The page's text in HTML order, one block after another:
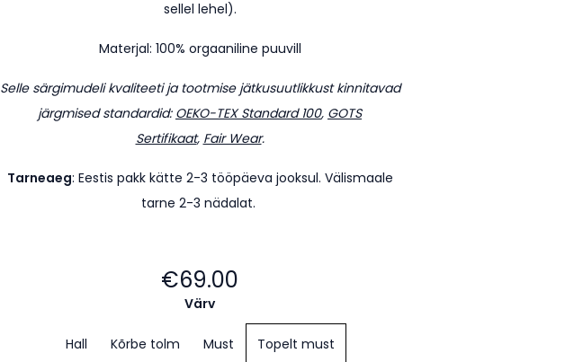
sellel lehel).
Materjal: 100% orgaaniline puuvill
Selle särgimudeli kvaliteeti ja tootmise jätkusuutlikkust kinnitavad
järgmised standardid: OEKO-TEX Standard 100, GOTS
Sertifikaat, Fair Wear.
Tarneaeg: Eestis pakk kätte 2-3 tööpäeva jooksul. Välismaale
tarne 2-3 nädalat.
€69.00
Värv
Hall Kõrbe tolm Must Topelt must